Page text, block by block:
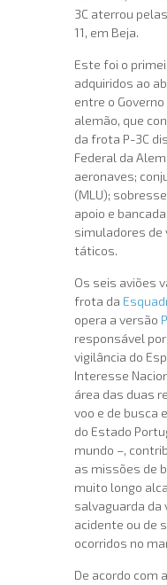
3C aterrou
11, em Beja.
Este foi o
adquiridos ao
entre o
alemão, que
da frota P-3C
Federal da
aeronaves;
(MLU);
apoio e
simuladores de
táticos.
Os seis aviões
frota da
opera a versão
responsável
vigilância do
Interesse
área das duas
voo e de busca
do Estado
mundo –,
as missões de
muito longo
salvaguarda da
acidente ou de
ocorridos no
De acordo com